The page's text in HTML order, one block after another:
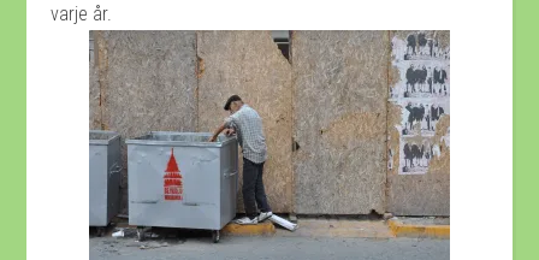
varje år.